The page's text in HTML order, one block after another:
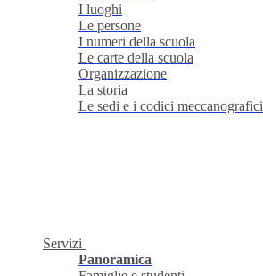
I luoghi
Le persone
I numeri della scuola
Le carte della scuola
Organizzazione
La storia
Le sedi e i codici meccanografici
Servizi
Panoramica